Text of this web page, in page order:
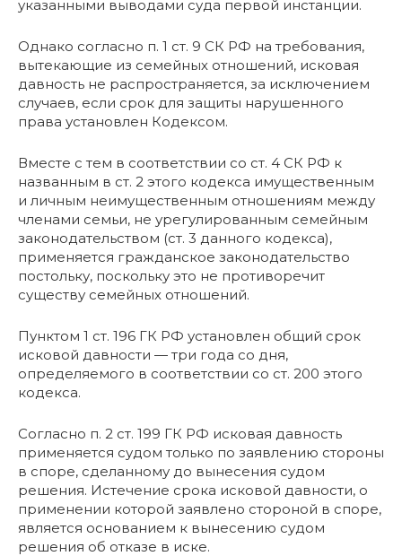
указанными выводами суда первой инстанции.
Однако согласно п. 1 ст. 9 СК РФ на требования,
вытекающие из семейных отношений, исковая
давность не распространяется, за исключением
случаев, если срок для защиты нарушенного
права установлен Кодексом.
Вместе с тем в соответствии со ст. 4 СК РФ к
названным в ст. 2 этого кодекса имущественным
и личным неимущественным отношениям между
членами семьи, не урегулированным семейным
законодательством (ст. 3 данного кодекса),
применяется гражданское законодательство
постольку, поскольку это не противоречит
существу семейных отношений.
Пунктом 1 ст. 196 ГК РФ установлен общий срок
исковой давности — три года со дня,
определяемого в соответствии со ст. 200 этого
кодекса.
Согласно п. 2 ст. 199 ГК РФ исковая давность
применяется судом только по заявлению стороны
в споре, сделанному до вынесения судом
решения. Истечение срока исковой давности, о
применении которой заявлено стороной в споре,
является основанием к вынесению судом
решения об отказе в иске.